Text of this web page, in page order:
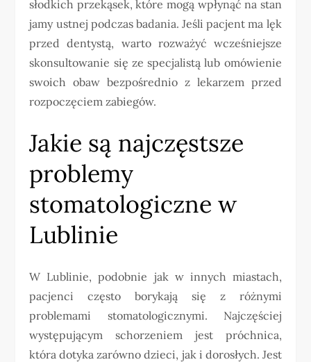
słodkich przekąsek, które mogą wpłynąć na stan
jamy ustnej podczas badania. Jeśli pacjent ma lęk
przed dentystą, warto rozważyć wcześniejsze
skonsultowanie się ze specjalistą lub omówienie
swoich obaw bezpośrednio z lekarzem przed
rozpoczęciem zabiegów.
Jakie są najczęstsze
problemy
stomatologiczne w
Lublinie
W Lublinie, podobnie jak w innych miastach,
pacjenci często borykają się z różnymi
problemami stomatologicznymi. Najczęściej
występującym schorzeniem jest próchnica,
która dotyka zarówno dzieci, jak i dorosłych. Jest